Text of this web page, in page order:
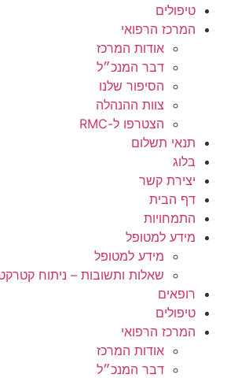
טיפולים
המרכז הרפואי
אודות המרכז
דבר המנכ״ל
הסיפור שלנו
צוות ההנהלה
הצטרפו ל-RMC
תנאי תשלום
בלוג
יצירת קשר
דף הבית
התמחויות
מידע למטופל
מידע למטופל
שאלות ותשובות – ניתוח קטרקט
רופאים
טיפולים
המרכז הרפואי
אודות המרכז
דבר המנכ״ל